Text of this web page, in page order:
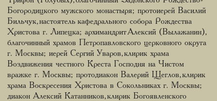
Богородицкого мужского монастыря; протоиерей Василий
Бильчук, настоятель кафедрального собора Рождества
Христова г. Липецка; архимандрит Алексий (Вылажанин),
благочинный храмов Петропавловского церковного округа
г. Москвы; иерей Сергий Уваров, клирик храма
Воздвижения честного Креста Господня на Чистом
вражке г. Москвы; протодиакон Валерий Щеглов, клирик
храма Воскресения Христова в Сокольниках г. Москвы;
диакон Алексий Катанников, клирик Богоявленского